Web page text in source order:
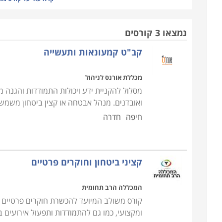
בתחום זה .
חשוב להבין כי אבטחה אינה רק ללבוש מדים,
ומגוונים בתחום אליהם המאבטח צריך להיות
מקצועי נתונה לדברים שונים לחלוטין מאשר האדם
מנת לזהות ולהגיב בהתאם לאיום ביטחוני
לצייר לעצמו תמונה כללית של הקורה סביבו,
מקומות ומצבים הנושאים פוטנציאל לחריגה, היא
יכולת זו כמו גם יכולות נוספות, נלמדות
למתחילים מיועד בעיקר לעובדים בעבודות
באחזקה ושימוש בנשק, ירי במגוון מצבים, יום,
טכניקות מתקדמות, פיתוח ראייה מערכתית, ניתוח
נמצאו 3 קורסים
קב"ט קמעונאות ותעשייה
מכללת אורנס לניהול
מסלול להקניית ידע ויכולות התמודדות
ואובדנים. מנהל אבטחה או קצין ביטחון
חיפה חדרה
קציני ביטחון וחוקרים פרטיים
המכללה הרב תחומית
קורס משולב המיועד להכשרת חוקרים פרטיים
ומקצועי, כמו גם להתמודדות ותפעול